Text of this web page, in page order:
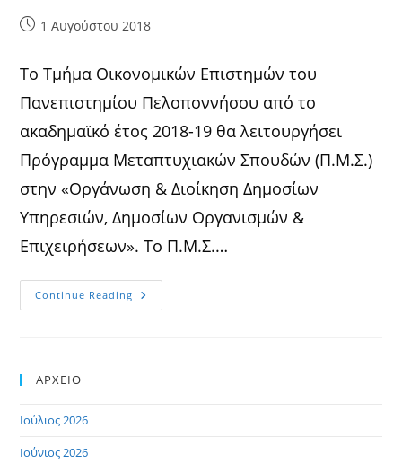
Post1 Αυγούστου 2018
Το Τμήμα Οικονομικών Επιστημών του
Πανεπιστημίου Πελοποννήσου από το
ακαδημαϊκό έτος 2018-19 θα λειτουργήσει
Πρόγραμμα Μεταπτυχιακών Σπουδών (Π.Μ.Σ.)
στην «Οργάνωση & Διοίκηση Δημοσίων
Υπηρεσιών, Δημοσίων Οργανισμών &
Επιχειρήσεων». Το Π.Μ.Σ.…
Continue Reading Ανακοίνωση
ΑΡΧΕΙΟ
Ιούλιος 2026
Ιούνιος 2026